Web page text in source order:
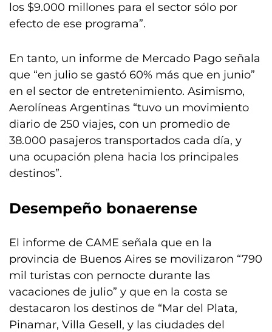
los $9.000 millones para el sector sólo por
efecto de ese programa”.
En tanto, un informe de Mercado Pago señala
que “en julio se gastó 60% más que en junio”
en el sector de entretenimiento. Asimismo,
Aerolíneas Argentinas “tuvo un movimiento
diario de 250 viajes, con un promedio de
38.000 pasajeros transportados cada día, y
una ocupación plena hacia los principales
destinos”.
Desempeño bonaerense
El informe de CAME señala que en la
provincia de Buenos Aires se movilizaron “790
mil turistas con pernocte durante las
vacaciones de julio” y que en la costa se
destacaron los destinos de “Mar del Plata,
Pinamar, Villa Gesell, y las ciudades del